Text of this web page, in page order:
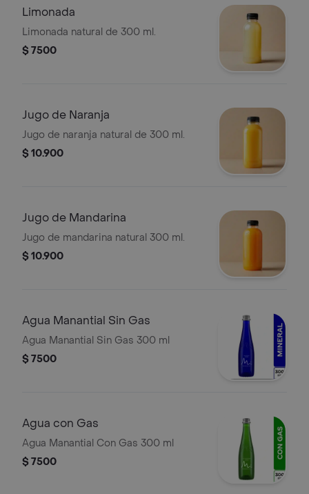
Limonada
Limonada natural de 300 ml.
$ 7500
Jugo de Naranja
Jugo de naranja natural de 300 ml.
$ 10.900
Jugo de Mandarina
Jugo de mandarina natural 300 ml.
$ 10.900
Agua Manantial Sin Gas
Agua Manantial Sin Gas 300 ml
$ 7500
Agua con Gas
Agua Manantial Con Gas 300 ml
$ 7500